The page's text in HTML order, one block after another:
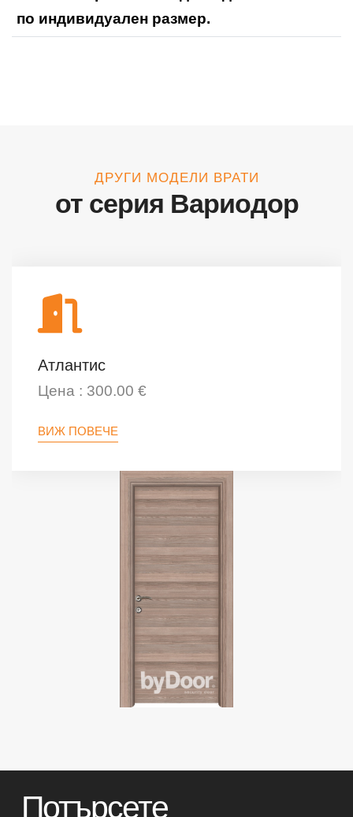
по индивидуален размер.
ДРУГИ МОДЕЛИ ВРАТИ
от серия Вариодор
Атлантис
Цена : 300.00 €
ВИЖ ПОВЕЧЕ
Потърсете